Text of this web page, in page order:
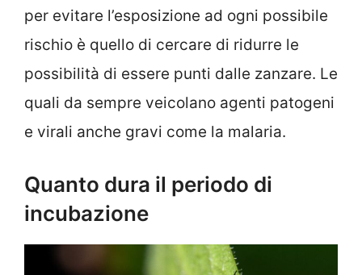
per evitare l’esposizione ad ogni possibile
rischio è quello di cercare di ridurre le
possibilità di essere punti dalle zanzare. Le
quali da sempre veicolano agenti patogeni
e virali anche gravi come la malaria.
Quanto dura il periodo di
incubazione